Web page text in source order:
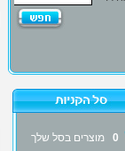
0 מוצרים בסל שלך